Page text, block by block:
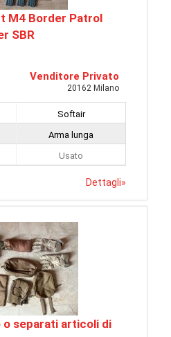
M4 Border Patrol
SBR
Venditore Privato
20162 Milano
Softair
Arma lunga
Usato
Dettagli»
o separati articoli di